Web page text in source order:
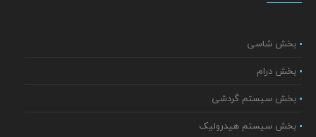
بخش شاسی
بخش درام
بخش سیستم گردشی
بخش سیستم هیدرولیک